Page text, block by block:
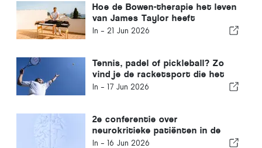
Hoe de Bowen-therapie het leven
van James Taylor heeft
veranderd
In - 21 Jun 2026
Tennis, padel of pickleball? Zo
vind je de racketsport die het
beste bij je past
In - 17 Jun 2026
2e conferentie over
neurokritieke patiënten in de
Algarve (II Jornadas do Doente
In - 16 Jun 2026